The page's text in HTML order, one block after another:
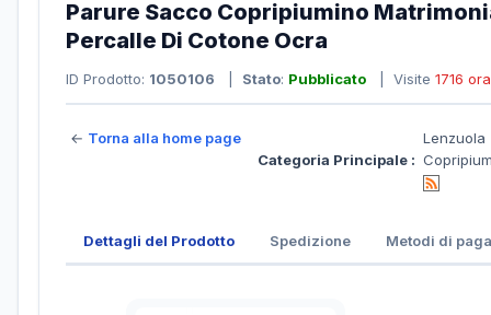
Parure Sacco Copripiumino
Percalle Di Cotone Ocra
ID Prodotto: 1050106 Stato: Pubblicato | Visite 1716 ora
← Torna alla home page
Categoria Principale :
Lenzuola
Dettagli del Prodotto Spedizione Metodi di